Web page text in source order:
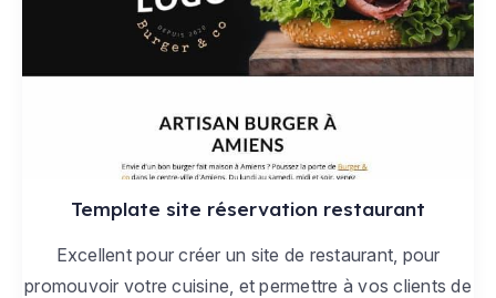
Template site réservation restaurant
Excellent pour créer un site de restaurant, pour
promouvoir votre cuisine, et permettre à vos clients de